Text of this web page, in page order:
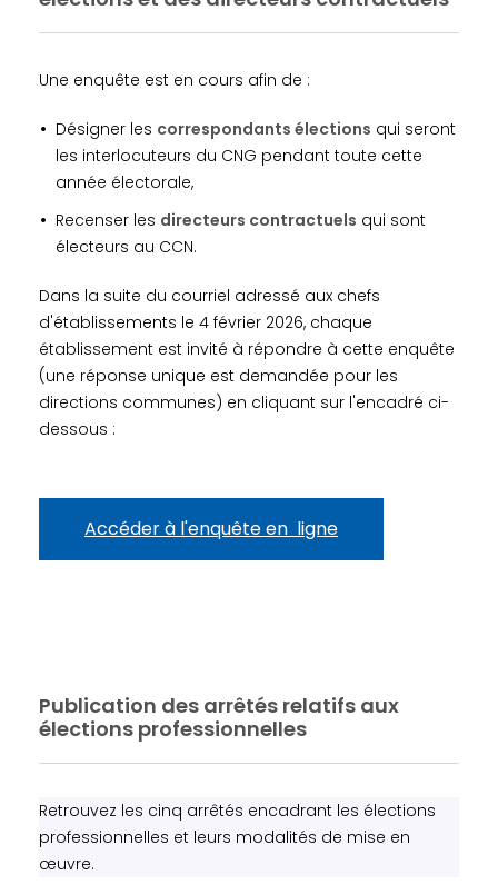
Une enquête est en cours afin de :
Désigner les correspondants élections qui seront
les interlocuteurs du CNG pendant toute cette
année électorale,
Recenser les directeurs contractuels qui sont
électeurs au CCN.
Dans la suite du courriel adressé aux chefs
d'établissements le 4 février 2026, chaque
établissement est invité à répondre à cette enquête
(une réponse unique est demandée pour les
directions communes) en cliquant sur l'encadré ci-
dessous :
Accéder à l'enquête en ligne
Publication des arrêtés relatifs aux
élections professionnelles
Retrouvez les cinq arrêtés encadrant les élections
professionnelles et leurs modalités de mise en
œuvre.